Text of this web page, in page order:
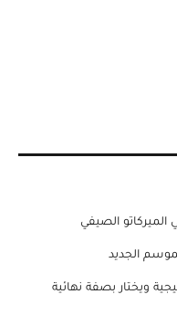
الصيفي
الجديد
ويختار بصفة نهائية